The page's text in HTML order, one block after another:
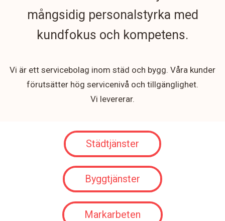
mångsidig personalstyrka med
kundfokus och kompetens.
Vi är ett servicebolag inom städ och bygg. Våra kunder
förutsätter hög servicenivå och tillgänglighet.
Vi levererar.
Städtjänster
Byggtjänster
Markarbeten